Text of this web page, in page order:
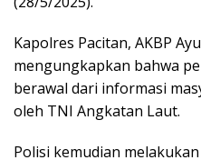
Kapolres Pacitan, AKBP
mengungkapkan bahwa
berawal dari informasi
oleh TNI Angkatan Laut.
Polisi kemudian